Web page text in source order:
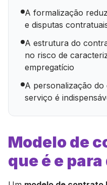
A formalização
e disputas
A estrutura do
no risco de
empregatício
A personalização
serviço é
Modelo de
que é e